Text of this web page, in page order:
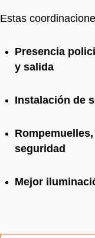
Estas
Presencia
y salida
Instalación de
seguridad
Mejor